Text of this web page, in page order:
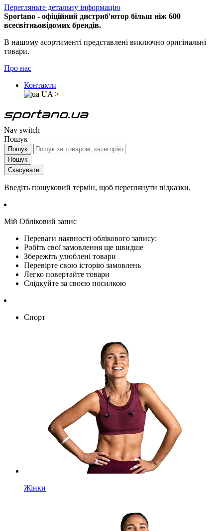
Перегляньте детальну інформацію
Sportano - офіційний дистриб'ютор більш ніж 600
всесвітньовідомих брендів.
В нашому асортименті представлені виключно оригінальні
товари.
Про нас
Контакти
UA >
Nav switch
Пошук
Пошук
Пошук
Скасувати
Введіть пошуковий термін, щоб переглянути підказки.
Мій Обліковий запис
Переваги наявності облікового запису:
Робіть свої замовлення ще швидше
Збережіть улюблені товари
Перевірте свою історію замовлень
Легко повертайте товари
Слідкуйте за своєю посилкою
Спорт
Жінки